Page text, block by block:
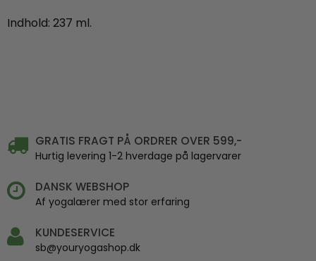
Indhold: 237 ml.
GRATIS FRAGT PÅ ORDRER OVER 599,-
Hurtig levering 1-2 hverdage på lagervarer
DANSK WEBSHOP
Af yogalærer med stor erfaring
KUNDESERVICE
sb@youryogashop.dk